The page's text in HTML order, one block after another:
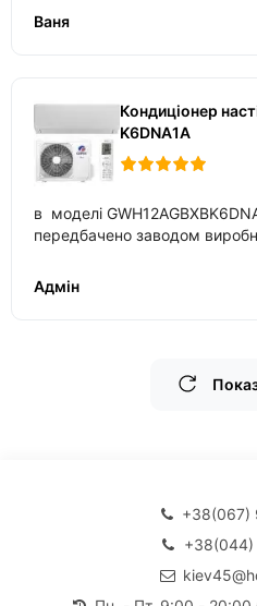
температури
Ваня
Кондиціонер
K6DNA1A
в моделі
передбачено заводом
Адмін
+38(067)
+38(044)